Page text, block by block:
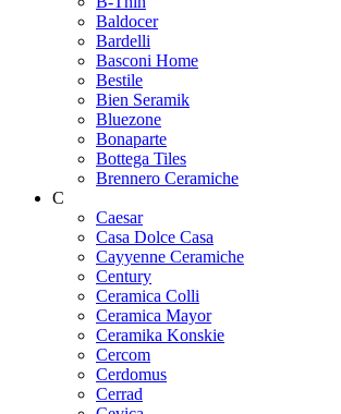
Baldocer
Bardelli
Basconi Home
Bestile
Bien Seramik
Bluezone
Bonaparte
Bottega Tiles
Brennero Ceramiche
C
Caesar
Casa Dolce Casa
Cayyenne Ceramiche
Century
Ceramica Colli
Ceramica Mayor
Ceramika Konskie
Cercom
Cerdomus
Cerrad